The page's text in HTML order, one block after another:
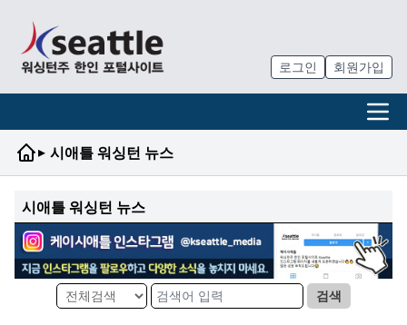
로그인 회원가입
▸ 시애틀 워싱턴 뉴스
시애틀 워싱턴 뉴스
검색